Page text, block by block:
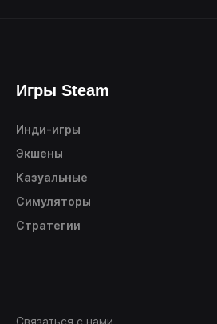
Игры Steam
Инди-игры
Экшены
Казуальные
Симуляторы
Стратегии
Связаться с нами